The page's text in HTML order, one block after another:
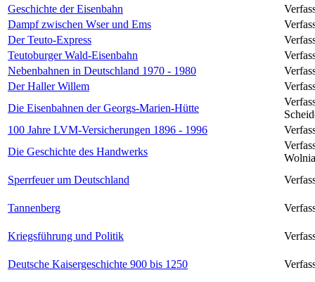
Geschichte der Eisenbahn
Dampf zwischen Wser und Ems
Der Teuto-Express
Teutoburger Wald-Eisenbahn
Nebenbahnen in Deutschland 1970 - 1980
Der Haller Willem
Die Eisenbahnen der Georgs-Marien-Hütte
100 Jahre LVM-Versicherungen 1896 - 1996
Die Geschichte des Handwerks
Sperrfeuer um Deutschland
Tannenberg
Kriegsführung und Politik
Deutsche Kaisergeschichte 900 bis 1250